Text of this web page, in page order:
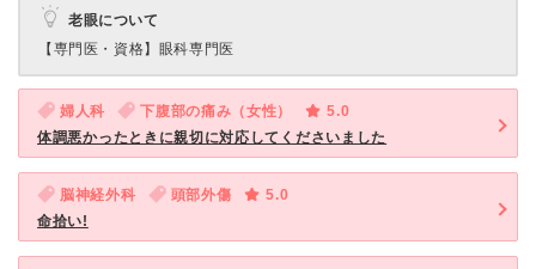
老眼について
【専門医・資格】 眼科専門医
婦人科 下腹部の痛み（女性）
5.0
体調悪かったときに親切に対応してくださいました
脳神経外科 頭部外傷
5.0
命拾い!